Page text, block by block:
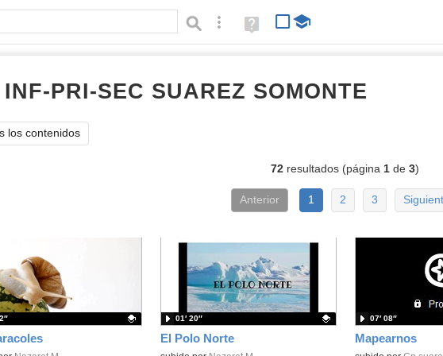
Búsqueda avanzada
Ayuda
(en
PRI-SEC SUAREZ SOMONTE
los contenidos
72resultados (página 1de 3)
Anterior 1 2 3
El Polo Norte
01′ 20″
Mapearnos
07′ 08″